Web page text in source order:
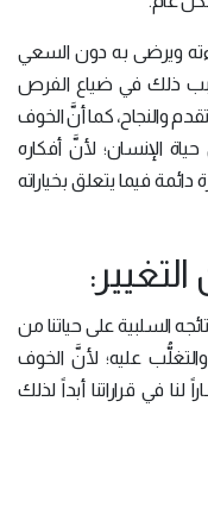
ويرضى به دون السعي
ذلك في ضياع الفرص
والنجاح، كما أنَّ الخوف
الإنسان؛ لأنَّ أفكاره
فيما يتعلق بخياراته
السلبية على حياتنا من
عليه؛ لأنَّ الخوف
في قراراتنا أبداً لذلك